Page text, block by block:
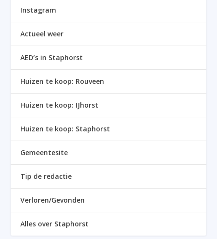
Instagram
Actueel weer
AED’s in Staphorst
Huizen te koop: Rouveen
Huizen te koop: IJhorst
Huizen te koop: Staphorst
Gemeentesite
Tip de redactie
Verloren/Gevonden
Alles over Staphorst